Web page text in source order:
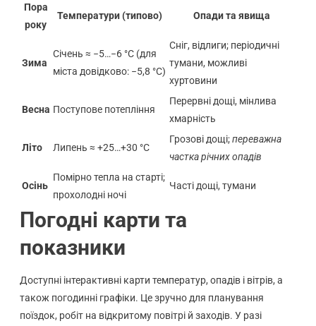
Пора
року
Температури (типово) Опади та явища
Зима
Січень ≈ −5…−6 °C (для
міста довідково: −5,8 °C)
Сніг, відлиги; періодичні
тумани, можливі
хуртовини
Весна Поступове потепління
Перервні дощі, мінлива
хмарність
Літо Липень ≈ +25…+30 °C
Грозові дощі;переважна
частка річних опадів
Осінь
Помірно тепла на старті;
прохолодні ночі
Часті дощі, тумани
Погодні карти та
показники
Доступні інтерактивні карти температур, опадів і вітрів, а
також погодинні графіки. Це зручно для планування
поїздок, робіт на відкритому повітрі й заходів. У разі